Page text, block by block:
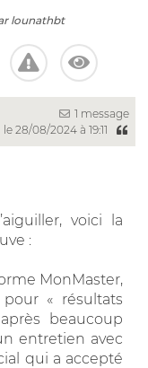
lounathbt
1 message
le 28/08/2024 à 19:11
voici la
:
MonMaster,
« résultats
beaucoup
entretien avec
qui a accepté